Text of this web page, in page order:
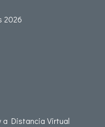
2026
a Distancia Virtual